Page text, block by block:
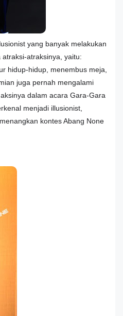
yang banyak melakukan
atraksinya, yaitu:
hidup-hidup, menembus meja,
juga pernah mengalami
dalam acara Gara-Gara
menjadi illusionist,
kontes Abang None